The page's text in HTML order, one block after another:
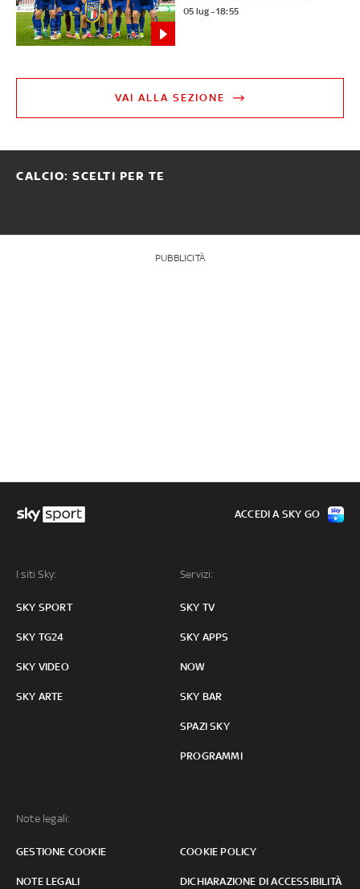
05 lug - 18:55
VAI ALLA SEZIONE
CALCIO: SCELTI PER TE
PUBBLICITÀ
I siti Sky:
SKY SPORT
SKY TG24
SKY VIDEO
SKY ARTE
Servizi:
SKY TV
SKY APPS
NOW
SKY BAR
SPAZI SKY
PROGRAMMI
Note legali:
GESTIONE COOKIE COOKIE POLICY
NOTE LEGALI DICHIARAZIONE DI ACCESSIBILITÀ
ACCEDI A SKY GO